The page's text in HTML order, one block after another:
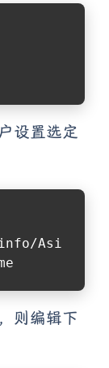
设置选定
Asi
则编辑下